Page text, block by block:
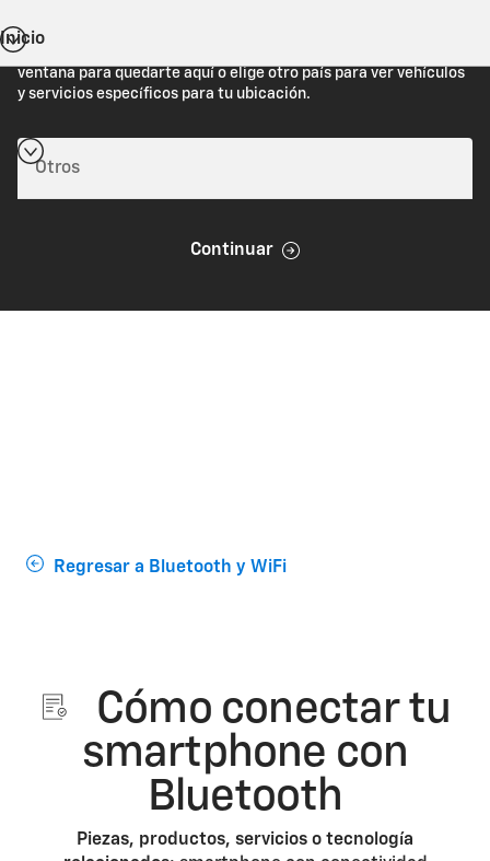
Estás viendo Chevrolet.com (Estados Unidos). Cierra esta
ventana para quedarte aquí o elige otro país para ver vehículos
y servicios específicos para tu ubicación.
Continuar
Inicio
Regresar a Bluetooth y WiFi
Cómo conectar tu
smartphone con
Bluetooth
Piezas, productos, servicios o tecnología